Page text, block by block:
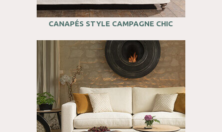
CANAPÉS STYLE CAMPAGNE CHIC